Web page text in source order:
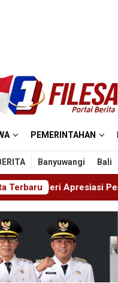
PEMERINTAHAN
Banyuwangi Bali
Terbaru
Kemajuan Daerah